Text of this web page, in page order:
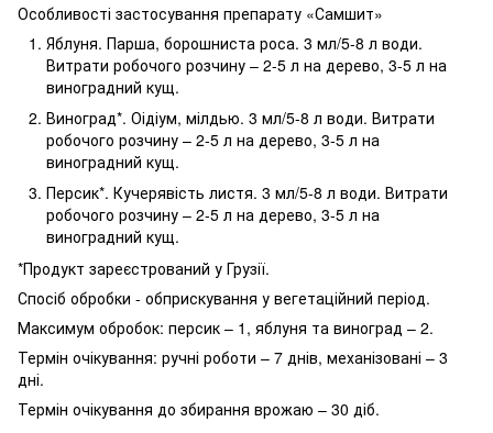
Особливості застосування препарату «Самшит»
Яблуня. Парша, борошниста роса. 3 мл/5-8 л води.
Витрати робочого розчину – 2-5 л на дерево, 3-5 л на
виноградний кущ.
Виноград*. Оідіум, мілдью. 3 мл/5-8 л води. Витрати
робочого розчину – 2-5 л на дерево, 3-5 л на
виноградний кущ.
Персик*. Кучерявість листя. 3 мл/5-8 л води. Витрати
робочого розчину – 2-5 л на дерево, 3-5 л на
виноградний кущ.
*Продукт зареєстрований у Грузії.
Спосіб обробки - обприскування у вегетаційний період.
Максимум обробок: персик – 1, яблуня та виноград – 2.
Термін очікування: ручні роботи – 7 днів, механізовані – 3
дні.
Термін очікування до збирання врожаю – 30 діб.